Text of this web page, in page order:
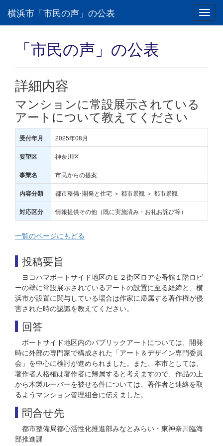
横浜市「市民の声」の公表
「市民の声」の公表
詳細内容
マンションに常設展示されている
アートについて教えてください
受付年月 2025年08月
要望区 神奈川区
事業名 市民からの提案
内容分類 都市整備･開発と住宅 ＞ 都市景観 ＞ 都市景観
対応区分 情報提供その他（既に実施済み・お礼お詫び等）
一覧のページにもどる
投稿要旨
ヨコハマポートサイド地区のＥ２街区ロア壱番館１階ロビ
ーの壁に常設展示されているアートの設置に至る経緯と、横
浜市が設置に関与している場合は作家に帰属する著作権が侵
害された時の認識を教えてください。
回答
ポートサイド地区内のパブリックアートについては、開発
時に外部の専門家で構成された「アート＆デザイン専門委員
会」を中心に検討が進められました。また、本市としては、
著作者人格権は著作者に帰属すると考えますので、作品の上
から木製ルーバーを被せる件については、著作者と連絡を取
るようマンション管理組合に伝えました。
問合せ先
都市整備局都心活性化推進部みなとみらい・東神奈川臨海
部推進課